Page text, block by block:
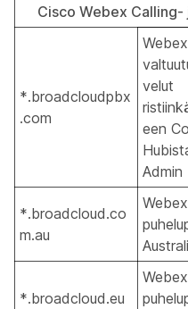
Cisco Webex
*.broadcloudpbx
.com
velut
een
Admin
*.broadcloud.co
m.au
*.broadcloud.eu